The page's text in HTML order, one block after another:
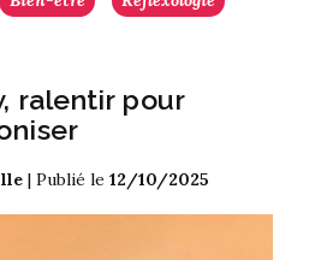
ralentir pour
| Publié le 12/10/2025